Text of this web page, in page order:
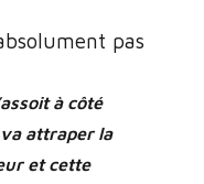
pas
à côté
va attraper la
et cette